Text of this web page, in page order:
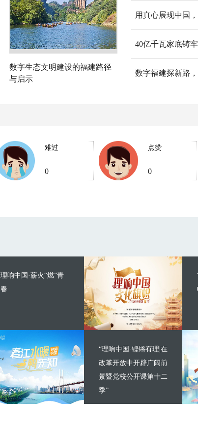
数字生态文明建设的福建路径
与启示
用真心展现中国
40亿千瓦家底铸
数字福建探新路
难过
0
点赞
0
理响中国·薪火“燃”青
春
“理响中国·铿锵有理|在
改革开放中开辟广阔前
景暨党校公开课第十二
季”